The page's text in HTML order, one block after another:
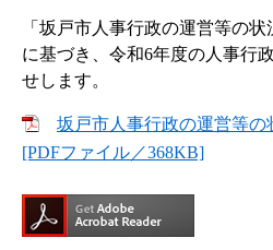
「坂戸市人事行政の運営等の状
に基づき、令和6年度の人事行
せします。
坂戸市人事行政の運営等の
[PDFファイル／368KB]